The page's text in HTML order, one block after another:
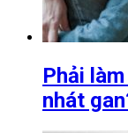
Phải
nhát